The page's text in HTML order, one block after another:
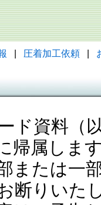
圧着加工依頼
ド資料（
帰属しま
または一
断りいた